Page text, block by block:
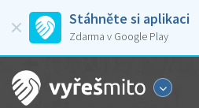
Stáhněte si aplikaci
Zdarma v Google Play